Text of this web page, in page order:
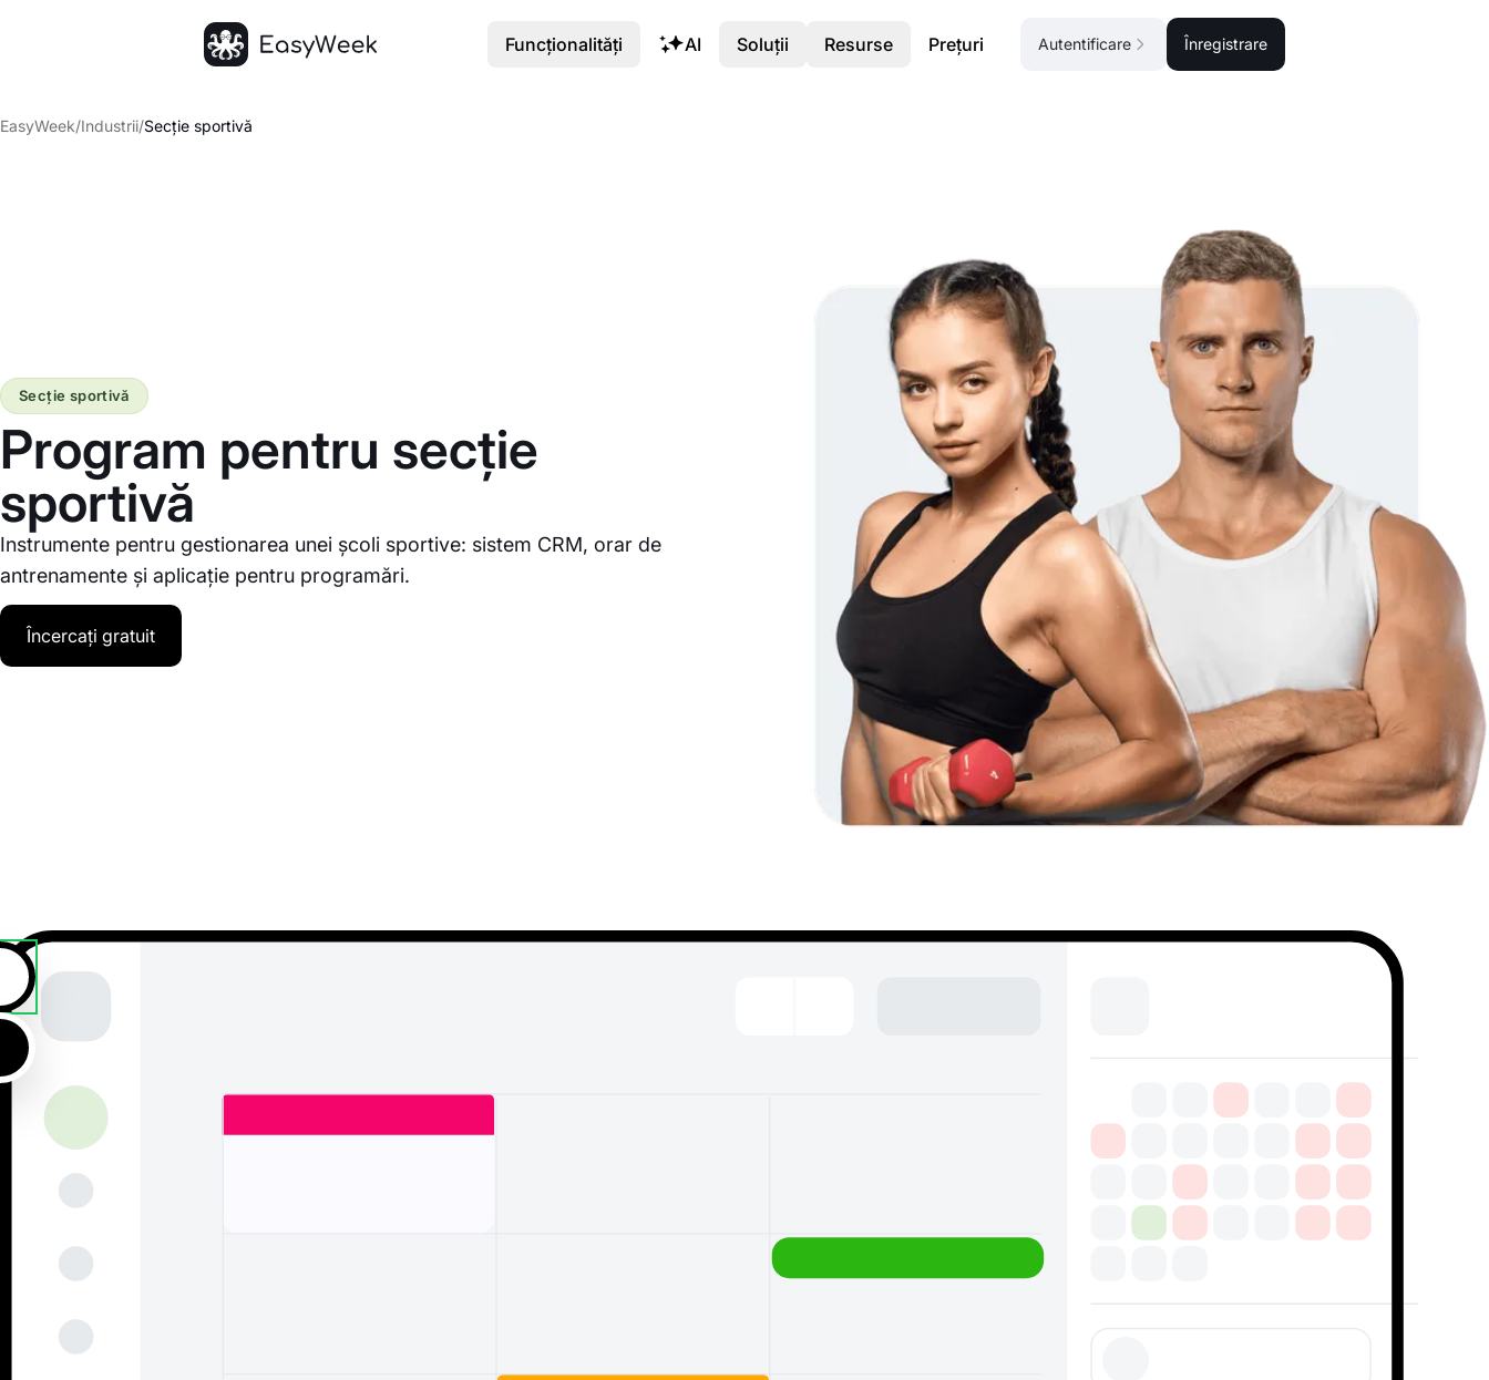
EasyWeek/Industrii/Secție sportivă
Program pentru secție
sportivă
Instrumente pentru gestionarea unei școli sportive: sistem CRM, orar de
antrenamente și aplicație pentru programări.
Secție sportivă
Încercați gratuit
Funcționalități AI Soluții Resurse Prețuri Autentificare Înregistrare